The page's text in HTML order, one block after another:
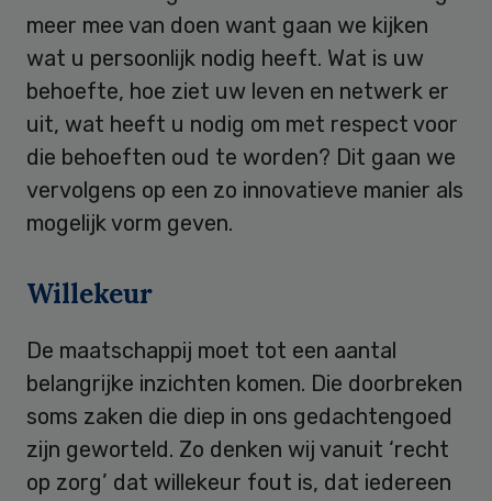
meer mee van doen want gaan we kijken
wat u persoonlijk nodig heeft. Wat is uw
behoefte, hoe ziet uw leven en netwerk er
uit, wat heeft u nodig om met respect voor
die behoeften oud te worden? Dit gaan we
vervolgens op een zo innovatieve manier als
mogelijk vorm geven.
Willekeur
De maatschappij moet tot een aantal
belangrijke inzichten komen. Die doorbreken
soms zaken die diep in ons gedachtengoed
zijn geworteld. Zo denken wij vanuit ‘recht
op zorg’ dat willekeur fout is, dat iedereen